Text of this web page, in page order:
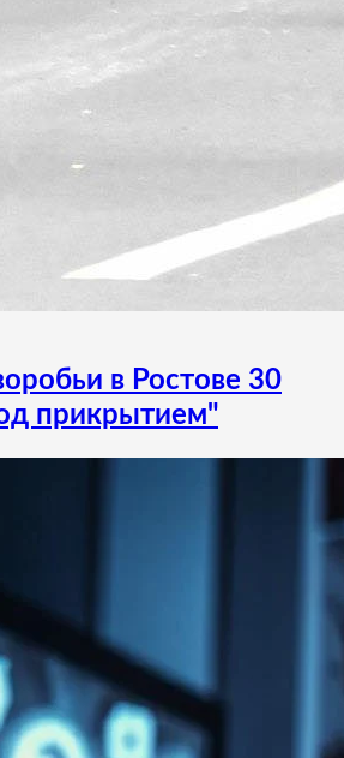
в Ростове 30
прикрытием"